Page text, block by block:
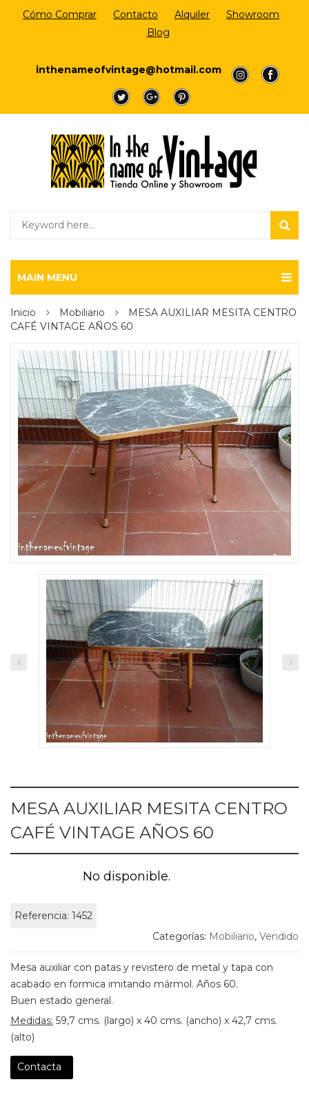
Cómo Comprar Contacto Alquiler
Showroom
Blog
inthenameofvintage@hotmail.com
a
a
a
a a
MAIN MENU
Inicio Mobiliario
MESA AUXILIAR MESITA CENTRO
CAFÉ VINTAGE AÑOS 60
MESA AUXILIAR MESITA CENTRO
CAFÉ VINTAGE AÑOS 60
No disponible.
Referencia: 1452
Categorías: Mobiliario, Vendido
Mesa auxiliar con patas y revistero de metal y tapa con
acabado en formica imitando mármol. Años 60.
Buen estado general.
Medidas: 59,7 cms. (largo) x 40 cms. (ancho) x 42,7 cms.
(alto)
Contacta